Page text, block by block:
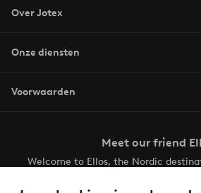
Over Jotex
Onze diensten
Voorwaarden
Meet our friend
Welcome to Ellos, the Nordic